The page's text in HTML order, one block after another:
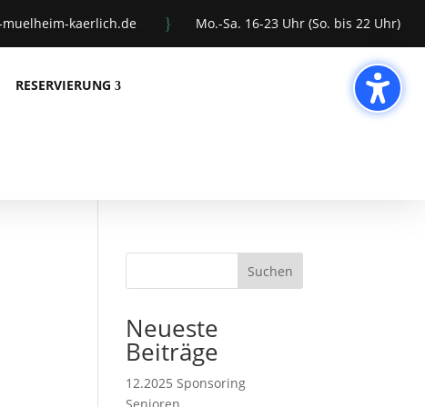
} Mo.-Sa. 16-23 Uhr (So. bis 22 Uhr)
kaerlich.de
RESERVIERUNG
Suchen
Neueste
Beiträge
12.2025 Sponsoring